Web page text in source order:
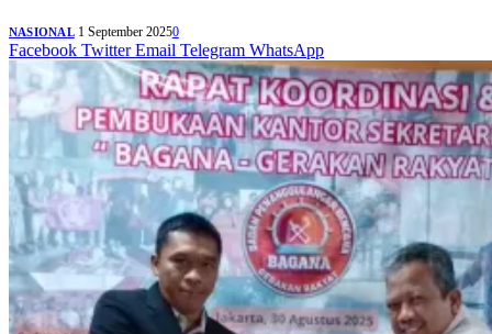
NASIONAL 1 September 20250
Facebook Twitter Email Telegram WhatsApp